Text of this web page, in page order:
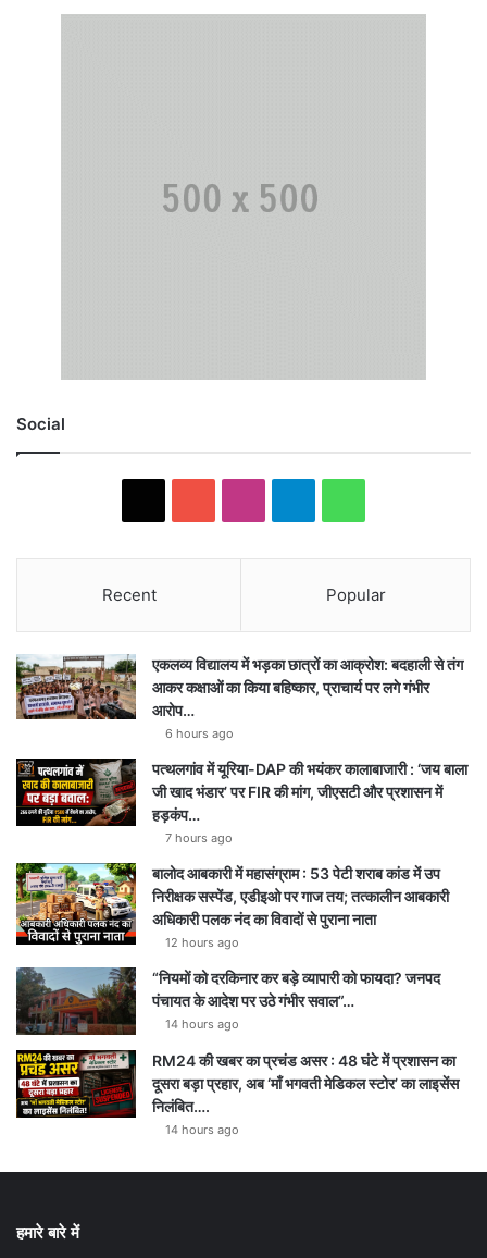
Social
Recent Popular
एकलव्य विद्यालय में भड़का छात्रों का आक्रोश: बदहाली से तंग
आकर कक्षाओं का किया बहिष्कार, प्राचार्य पर लगे गंभीर
आरोप…
6 hours ago
पत्थलगांव में यूरिया-DAP की भयंकर कालाबाजारी : ‘जय बाला
जी खाद भंडार’ पर FIR की मांग, जीएसटी और प्रशासन में
हड़कंप…
7 hours ago
बालोद आबकारी में महासंग्राम : 53 पेटी शराब कांड में उप
निरीक्षक सस्पेंड, एडीइओ पर गाज तय; तत्कालीन आबकारी
अधिकारी पलक नंद का विवादों से पुराना नाता
12 hours ago
“नियमों को दरकिनार कर बड़े व्यापारी को फायदा? जनपद
पंचायत के आदेश पर उठे गंभीर सवाल”…
14 hours ago
RM24 की खबर का प्रचंड असर : 48 घंटे में प्रशासन का
दूसरा बड़ा प्रहार, अब ‘माँ भगवती मेडिकल स्टोर’ का लाइसेंस
निलंबित….
14 hours ago
हमारे बारे में